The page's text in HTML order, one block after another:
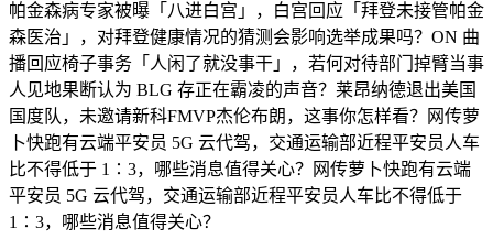
帕金森病专家被曝「八进白宫」，白宫回应「拜登未接管帕金
森医治」，对拜登健康情况的猜测会影响选举成果吗？ON 曲
播回应椅子事务「人闲了就没事干」，若何对待部门掉臂当事
人见地果断认为 BLG 存正在霸凌的声音？莱昂纳德退出美国
国度队，未邀请新科FMVP杰伦布朗，这事你怎样看？网传萝
卜快跑有云端平安员 5G 云代驾，交通运输部近程平安员人车
比不得低于 1∶3，哪些消息值得关心？网传萝卜快跑有云端
平安员 5G 云代驾，交通运输部近程平安员人车比不得低于
1∶3，哪些消息值得关心？